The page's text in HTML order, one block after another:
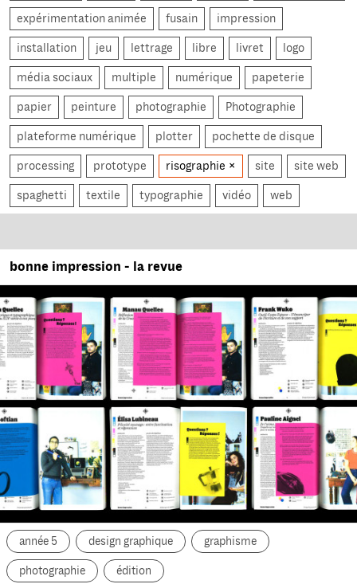
expérimentation animée fusain impression
installation jeu lettrage libre livret logo
média sociaux multiple numérique papeterie
papier peinture photographie Photographie
plateforme numérique plotter pochette de disque
processing prototype risographie site site web
spaghetti textile typographie vidéo web
bonne impression - la revue
année 5 design graphique graphisme
photographie édition